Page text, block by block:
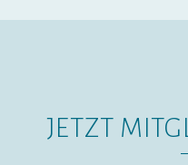
JETZT